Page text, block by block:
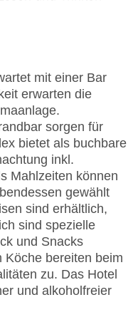
2
am Pool,
Mastercard,
mit einer Bar
erwarten die
sorgen für
bietet als buchbare
inkl.
Mahlzeiten können
gewählt
sind erhältlich,
sind spezielle
und Snacks
Köche bereiten beim
zu. Das Hotel
und alkoholfreier